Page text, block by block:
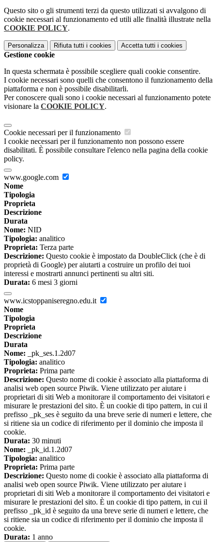
Questo sito o gli strumenti terzi da questo utilizzati si avvalgono di
cookie necessari al funzionamento ed utili alle finalità illustrate nella
COOKIE POLICY.
Personalizza Rifiuta tutti i cookies Accetta tutti i cookies
Gestione cookie
In questa schermata è possibile scegliere quali cookie consentire.
I cookie necessari sono quelli che consentono il funzionamento della
piattaforma e non è possibile disabilitarli.
Per conoscere quali sono i cookie necessari al funzionamento potete
visionare la COOKIE POLICY.
Cookie necessari per il funzionamento
I cookie necessari per il funzionamento non possono essere
disabilitati. È possibile consultare l'elenco nella pagina della cookie
policy.
www.google.com
Nome
Tipologia
Proprieta
Descrizione
Durata
Nome: NID
Tipologia: analitico
Proprieta: Terza parte
Descrizione: Questo cookie è impostato da DoubleClick (che è di
proprietà di Google) per aiutarti a costruire un profilo dei tuoi
interessi e mostrarti annunci pertinenti su altri siti.
Durata: 6 mesi 3 giorni
www.icstoppaniseregno.edu.it
Nome
Tipologia
Proprieta
Descrizione
Durata
Nome: _pk_ses.1.2d07
Tipologia: analitico
Proprieta: Prima parte
Descrizione: Questo nome di cookie è associato alla piattaforma di
analisi web open source Piwik. Viene utilizzato per aiutare i
proprietari di siti Web a monitorare il comportamento dei visitatori e
misurare le prestazioni del sito. È un cookie di tipo pattern, in cui il
prefisso _pk_ses è seguito da una breve serie di numeri e lettere, che
si ritiene sia un codice di riferimento per il dominio che imposta il
cookie.
Durata: 30 minuti
Nome: _pk_id.1.2d07
Tipologia: analitico
Proprieta: Prima parte
Descrizione: Questo nome di cookie è associato alla piattaforma di
analisi web open source Piwik. Viene utilizzato per aiutare i
proprietari di siti Web a monitorare il comportamento dei visitatori e
misurare le prestazioni del sito. È un cookie di tipo pattern, in cui il
prefisso _pk_id è seguito da una breve serie di numeri e lettere, che
si ritiene sia un codice di riferimento per il dominio che imposta il
cookie.
Durata: 1 anno